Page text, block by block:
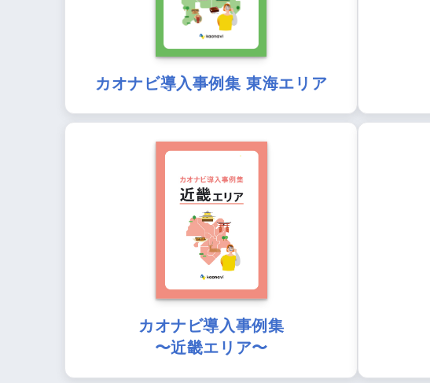
カオナビ導入事例集 東海エリア
カオナビ導入事例集
〜近畿エリア〜